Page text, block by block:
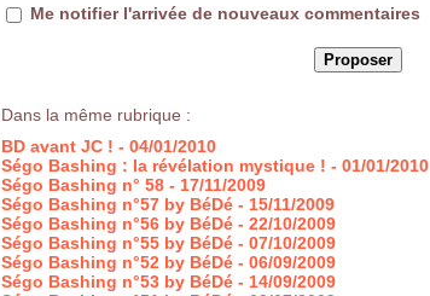
Me notifier l'arrivée de nouveaux commentaires
Dans la même rubrique :
BD avant JC ! - 04/01/2010
Ségo Bashing : la révélation mystique ! - 01/01/2010
Ségo Bashing n° 58 - 17/11/2009
Ségo Bashing n°57 by BéDé - 15/11/2009
Ségo Bashing n°56 by BéDé - 22/10/2009
Ségo Bashing n°55 by BéDé - 07/10/2009
Ségo Bashing n°52 by BéDé - 06/09/2009
Ségo Bashing n°53 by BéDé - 14/09/2009